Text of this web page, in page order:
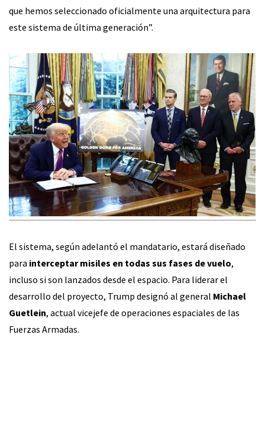
que hemos seleccionado oficialmente una arquitectura para
este sistema de última generación”.
El sistema, según adelantó el mandatario, estará diseñado
para interceptar misiles en todas sus fases de vuelo,
incluso si son lanzados desde el espacio. Para liderar el
desarrollo del proyecto, Trump designó al general Michael
Guetlein, actual vicejefe de operaciones espaciales de las
Fuerzas Armadas.